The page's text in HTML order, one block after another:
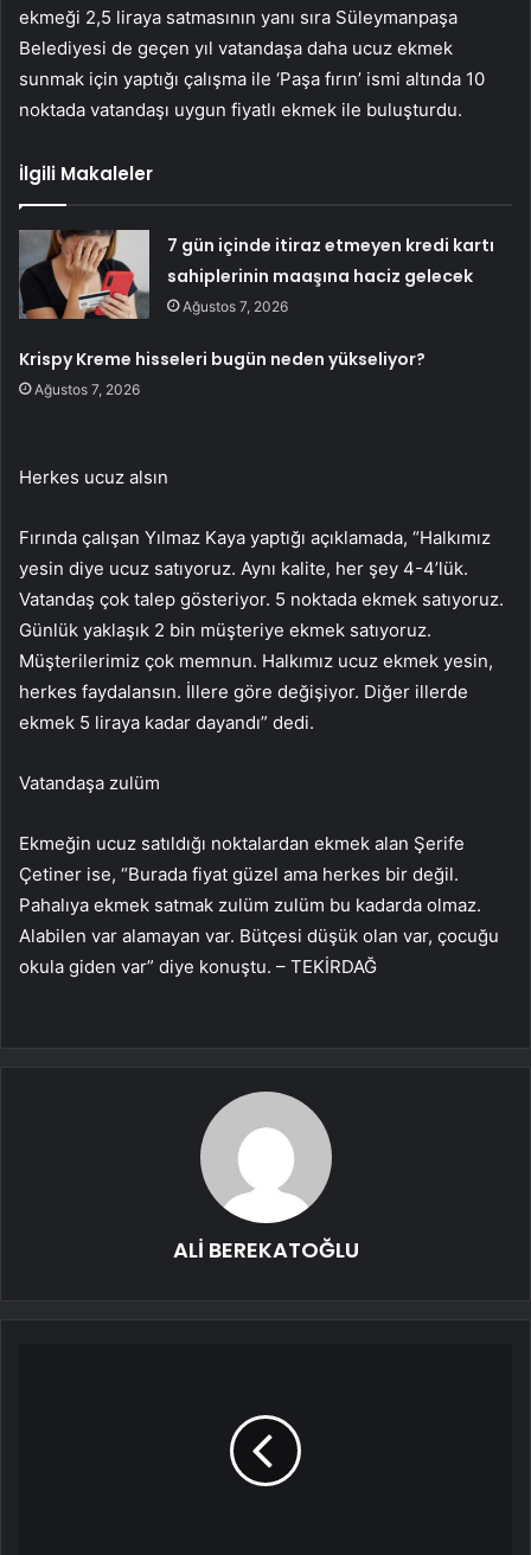
ekmeği 2,5 liraya satmasının yanı sıra Süleymanpaşa
Belediyesi de geçen yıl vatandaşa daha ucuz ekmek
sunmak için yaptığı çalışma ile ‘Paşa fırın’ ismi altında 10
noktada vatandaşı uygun fiyatlı ekmek ile buluşturdu.
İlgili Makaleler
7 gün içinde itiraz etmeyen kredi kartı
sahiplerinin maaşına haciz gelecek
Ağustos 7, 2026
Krispy Kreme hisseleri bugün neden yükseliyor?
Ağustos 7, 2026
Herkes ucuz alsın
Fırında çalışan Yılmaz Kaya yaptığı açıklamada, “Halkımız
yesin diye ucuz satıyoruz. Aynı kalite, her şey 4-4’lük.
Vatandaş çok talep gösteriyor. 5 noktada ekmek satıyoruz.
Günlük yaklaşık 2 bin müşteriye ekmek satıyoruz.
Müşterilerimiz çok memnun. Halkımız ucuz ekmek yesin,
herkes faydalansın. İllere göre değişiyor. Diğer illerde
ekmek 5 liraya kadar dayandı” dedi.
Vatandaşa zulüm
Ekmeğin ucuz satıldığı noktalardan ekmek alan Şerife
Çetiner ise, “Burada fiyat güzel ama herkes bir değil.
Pahalıya ekmek satmak zulüm zulüm bu kadarda olmaz.
Alabilen var alamayan var. Bütçesi düşük olan var, çocuğu
okula giden var” diye konuştu. – TEKİRDAĞ
ALİ BEREKATOĞLU